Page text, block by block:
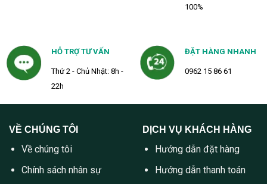
100%
HỖ TRỢ TƯ VẤN
Thứ 2 - Chủ Nhật: 8h -
22h
ĐẶT HÀNG NHANH
0962 15 86 61
VỀ CHÚNG TÔI
Về chúng tôi
Chính sách nhân sự
DỊCH VỤ KHÁCH HÀNG
Hướng dẫn đặt hàng
Hướng dẫn thanh toán